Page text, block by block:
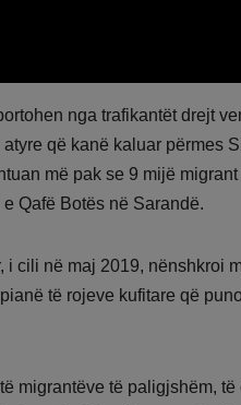
nga trafikantët drejt
që kanë kaluar përmes
më pak se 9 mijë
Qafë Botës në Sarandë.
cili në maj 2019, nënshkroi
të rojeve kufitare që
migrantëve të paligjshëm,